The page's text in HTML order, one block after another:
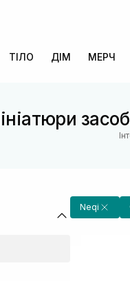
ТІЛО ДІМ МЕРЧ
Neqi